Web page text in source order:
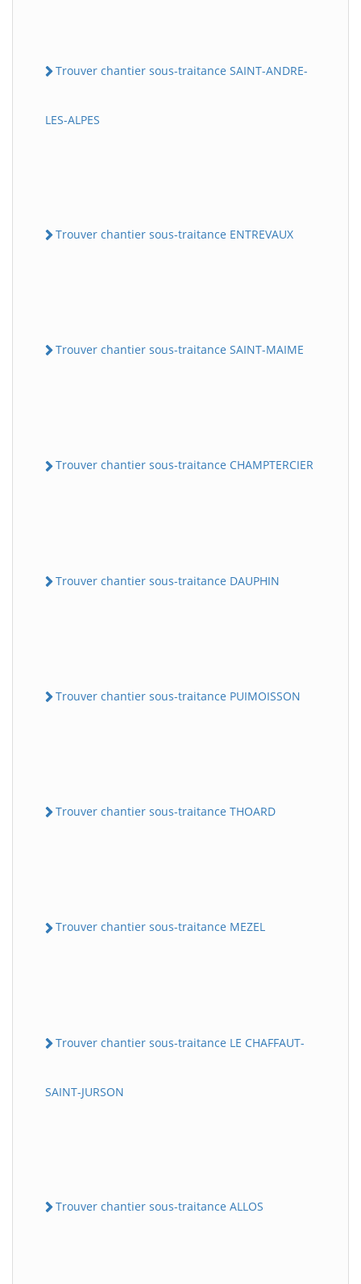
Trouver chantier sous-traitance SAINT-ANDRE-
LES-ALPES
Trouver chantier sous-traitance ENTREVAUX
Trouver chantier sous-traitance SAINT-MAIME
Trouver chantier sous-traitance CHAMPTERCIER
Trouver chantier sous-traitance DAUPHIN
Trouver chantier sous-traitance PUIMOISSON
Trouver chantier sous-traitance THOARD
Trouver chantier sous-traitance MEZEL
Trouver chantier sous-traitance LE CHAFFAUT-
SAINT-JURSON
Trouver chantier sous-traitance ALLOS